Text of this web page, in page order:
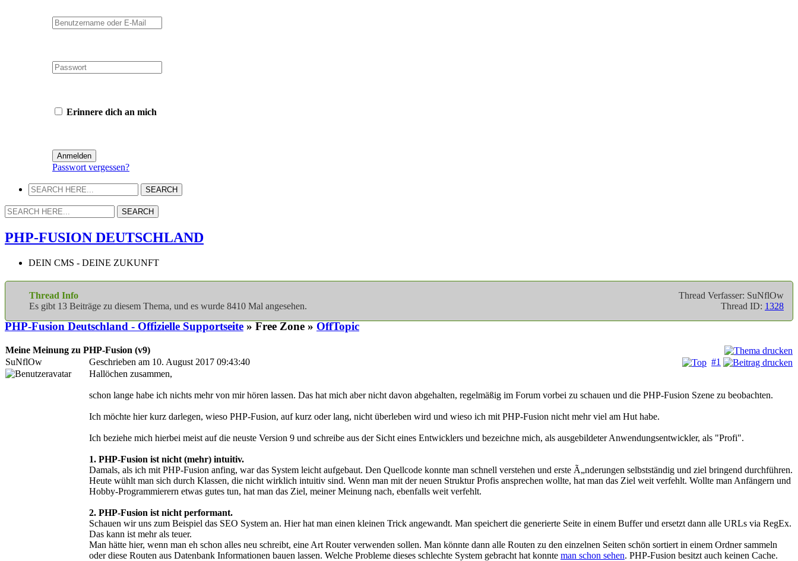
Erinnere dich an mich
Passwort vergessen?
PHP-FUSION DEUTSCHLAND
DEIN CMS - DEINE ZUKUNFT
Thread Verfasser: SuNflOw
Thread ID: 1328
Thread Info
Es gibt 13 Beiträge zu diesem Thema, und es wurde 8410 Mal angesehen.
PHP-Fusion Deutschland - Offizielle Supportseite » Free Zone » OffTopic
Meine Meinung zu PHP-Fusion (v9)
SuNflOw
#1
Geschrieben am 10. August 2017 09:43:40
Hallöchen zusammen,
schon lange habe ich nichts mehr von mir hören lassen. Das hat mich aber nicht davon abgehalten, regelmäßig im Forum vorbei zu schauen und die PHP-Fusion Szene zu beobachten.
Ich möchte hier kurz darlegen, wieso PHP-Fusion, auf kurz oder lang, nicht überleben wird und wieso ich mit PHP-Fusion nicht mehr viel am Hut habe.
Ich beziehe mich hierbei meist auf die neuste Version 9 und schreibe aus der Sicht eines Entwicklers und bezeichne mich, als ausgebildeter Anwendungsentwickler, als "Profi".
1. PHP-Fusion ist nicht (mehr) intuitiv.
Damals, als ich mit PHP-Fusion anfing, war das System leicht aufgebaut. Den Quellcode konnte man schnell verstehen und erste Ã„nderungen selbstständig und ziel bringend durchführen.
Heute wühlt man sich durch Klassen, die nicht wirklich intuitiv sind. Wenn man mit der neuen Struktur Profis ansprechen wollte, hat man das Ziel weit verfehlt. Wollte man Anfängern und
Hobby-Programmierern etwas gutes tun, hat man das Ziel, meiner Meinung nach, ebenfalls weit verfehlt.
2. PHP-Fusion ist nicht performant.
Schauen wir uns zum Beispiel das SEO System an. Hier hat man einen kleinen Trick angewandt. Man speichert die generierte Seite in einem Buffer und ersetzt dann alle URLs via RegEx.
Das kann ist mehr als teuer.
Man hätte hier, wenn man eh schon alles neu schreibt, eine Art Router verwenden sollen. Man könnte dann alle Routen zu den einzelnen Seiten schön sortiert in einem Ordner sammeln
oder diese Routen aus Datenbank Informationen bauen lassen. Welche Probleme dieses schlechte System gebracht hat konnte man schon sehen. PHP-Fusion besitzt auch keinen Cache.